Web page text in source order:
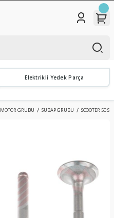
Elektrikli Yedek Parça
MOTOR GRUBU SUBAP GRUBU SCOOTER 50